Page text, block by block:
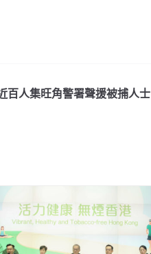
百人集旺角警署聲援被捕人士